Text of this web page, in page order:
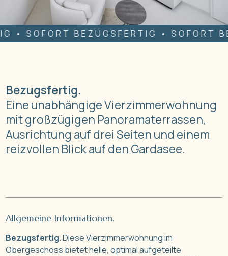
BEZUGSFERTIG • SOFORT
Bezugsfertig.
Eine unabhängige Vierzimmerwohnung
mit großzügigen Panoramaterrassen,
Ausrichtung auf drei Seiten und einem
reizvollen Blick auf den Gardasee.
Allgemeine Informationen.
Bezugsfertig.Diese Vierzimmerwohnung im
Obergeschoss bietet helle, optimal aufgeteilte